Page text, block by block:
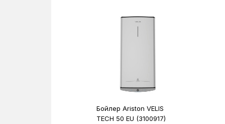
Бойлер Ariston VELIS
TECH 50 EU (3100917)